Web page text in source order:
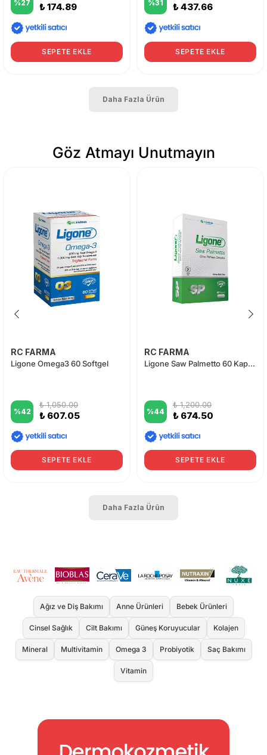
%27 ₺ 174.89
SEPETE EKLE
%31 ₺ 437.66
SEPETE EKLE
Daha Fazla Ürün
Göz Atmayı Unutmayın
RC FARMA
Ligone Omega3 60 Softgel
%42
₺ 1,050.00
₺ 607.05
SEPETE EKLE
RC FARMA
Ligone Saw Palmetto 60 Kapsül
%44
₺ 1,200.00
₺ 674.50
SEPETE EKLE
Daha Fazla Ürün
Ağız ve Diş Bakımı Anne Ürünleri Bebek Ürünleri
Cinsel Sağlık Cilt Bakımı Güneş Koruyucular Kolajen
Mineral Multivitamin Omega 3 Probiyotik Saç Bakımı
Vitamin